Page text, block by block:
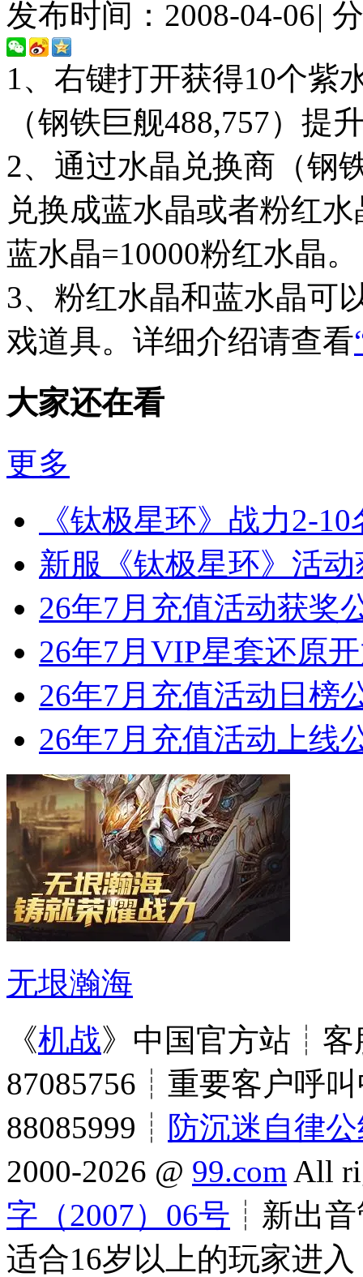
发布时间：2008-04-06|
1、右键打开获得10个紫
（钢铁巨舰488,757）提
2、通过水晶兑换商（钢
兑换成蓝水晶或者粉红
蓝水晶=10000粉红水晶。
3、粉红水晶和蓝水晶可
戏道具。详细介绍请查看
大家还在看
更多
《钛极星环》战力2-
新服《钛极星环》活
26年7月充值活动获奖
26年7月VIP星套还原
26年7月充值活动日榜
26年7月充值活动上线
无垠瀚海
《机战》中国官方站┊客
87085756┊重要客户呼
88085999┊ 防沉迷自律
2000-2026 @ 99.com All
字（2007）06号 ┊新出
适合16岁以上的玩家进入